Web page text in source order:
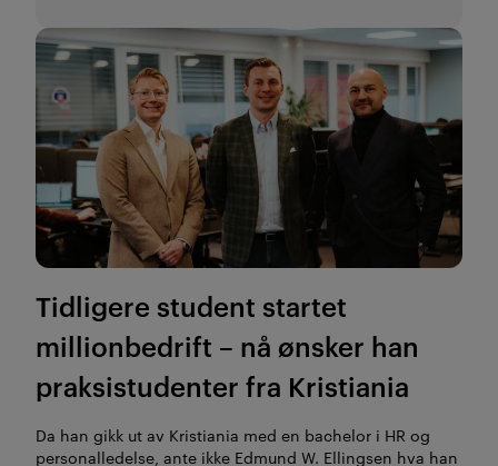
Tidligere student startet
millionbedrift – nå ønsker han
praksistudenter fra Kristiania
Da han gikk ut av Kristiania med en bachelor i HR og
personalledelse, ante ikke Edmund W. Ellingsen hva han